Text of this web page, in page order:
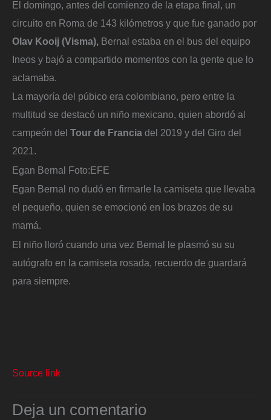
El domingo, antes del comienzo de la etapa final, un
circuito en Roma de 143 kilómetros y que fue ganado por
Olav Kooij (Visma), Bernal estaba en el bus del equipo
Ineos y bajó a compartido momentos con la gente que lo
aclamaba.
La mayoría del púbico era colombiano, pero entre la
multitud se destacó un niño mexicano, quien abordó al
campeón del Tour de Francia del 2019 y del Giro del
2021.
Egan Bernal Foto:EFE
Egan Bernal no dudó en firmarle la camiseta que llevaba
el pequeño, quien se emocionó en los brazos de su
mamá.
El niño lloró cuando una vez Bernal le plasmó su su
autógrafo en la camiseta rosada, recuerdo de guardará
para siempre.
Source link
Deja un comentario